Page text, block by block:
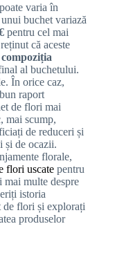
varia în
buchet variază
pentru cel mai
că aceste
compoziția
al buchetului.
În orice caz,
raport
de flori mai
mai scump,
de reduceri și
și de ocazii.
florale,
flori uscate pentru
mai multe despre
istoria
de flori și explorați
produselor